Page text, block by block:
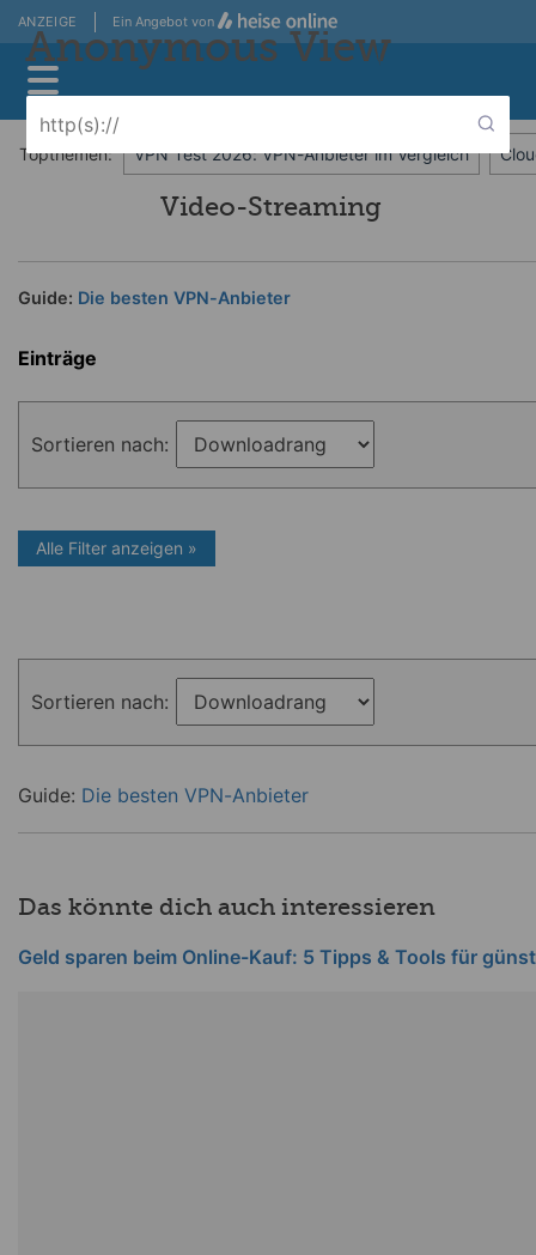
ANZEIGE Ein Angebot von
Topthemen: VPN Test 2026: VPN-Anbieter im Vergleich
Video-Streaming
Guide: Die besten VPN-Anbieter
Einträge
Sortieren nach:
Alle Filter anzeigen »
Sortieren nach:
Guide: Die besten VPN-Anbieter
Das könnte dich auch interessieren
Geld sparen beim Online-Kauf: 5 Tipps & Tools für
Anonymous View